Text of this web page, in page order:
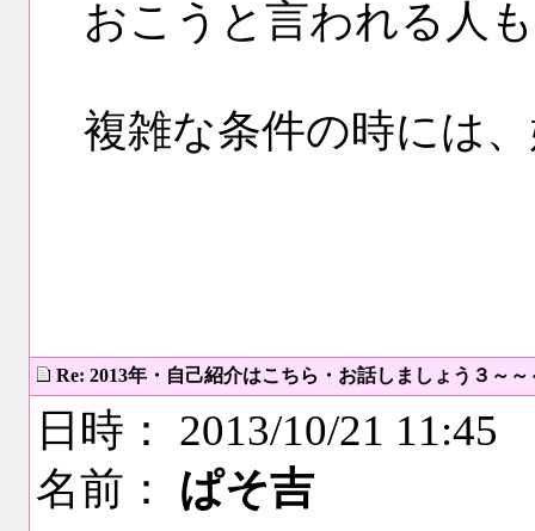
おこうと言われる人
複雑な条件の時には
Re: 2013年・自己紹介はこちら・お話しましょう３～
日時： 2013/10/21 11:45
名前： ぱそ吉